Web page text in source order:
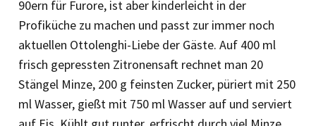
90ern für Furore, ist aber kinderleicht in der
Profiküche zu machen und passt zur immer noch
aktuellen Ottolenghi-Liebe der Gäste. Auf 400 ml
frisch gepressten Zitronensaft rechnet man 20
Stängel Minze, 200 g feinsten Zucker, püriert mit 250
ml Wasser, gießt mit 750 ml Wasser auf und serviert